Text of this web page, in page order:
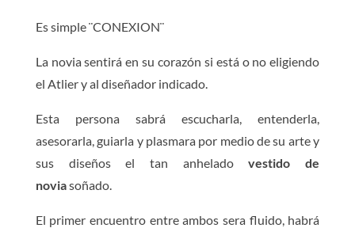
Es simple ¨CONEXION¨
La novia sentirá en su corazón si está o no eligiendo
el Atlier y al diseñador indicado.
Esta persona sabrá escucharla, entenderla,
asesorarla, guiarla y plasmara por medio de su arte y
sus diseños el tan anheladovestido de
noviasoñado.
El primer encuentro entre ambos sera fluido, habrá